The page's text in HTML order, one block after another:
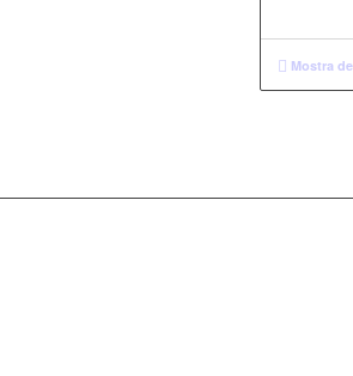
Mostra